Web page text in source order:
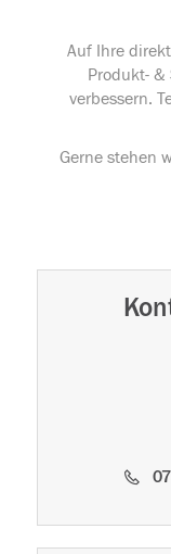
Auf Ihre
Produkt- &
verbessern.
Gerne stehen